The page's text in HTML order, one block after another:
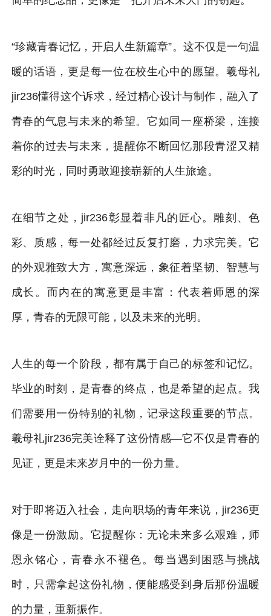
“珍藏青春记忆，开启人生新篇章”。这不仅是一句温
暖的话语，更是每一位在校生心中的愿望。羲母礼
jir236懂得这个诉求，经过精心设计与制作，融入了
青春的气息与未来的希望。它如同一座桥梁，连接
着你的过去与未来，提醒你不断回忆那段青涩又精
彩的时光，同时勇敢迎接崭新的人生旅途。
在细节之处，jir236彰显着非凡的匠心。雕刻、色
彩、质感，每一处都经过反复打磨，力求完美。它
的外观雅致大方，寓意深远，象征着坚韧、智慧与
成长。而内在的寓意更是丰富：代表着师恩的深
厚，青春的无限可能，以及未来的光明。
人生的每一个阶段，都有属于自己的标签和记忆。
毕业的时刻，是青春的终点，也是希望的起点。我
们需要用一份特别的礼物，记录这段重要的节点。
羲母礼jir236完美诠释了这份情感—它不仅是青春的
见证，更是未来岁月中的一份力量。
对于即将迈入社会，走向职场的青年来说，jir236更
像是一份激励。它提醒你：无论未来多么艰难，师
恩永铭心，青春永不褪色。每当遇到困惑与挑战
时，只需拿起这份礼物，便能感受到身后那份温暖
的力量，重新振作。